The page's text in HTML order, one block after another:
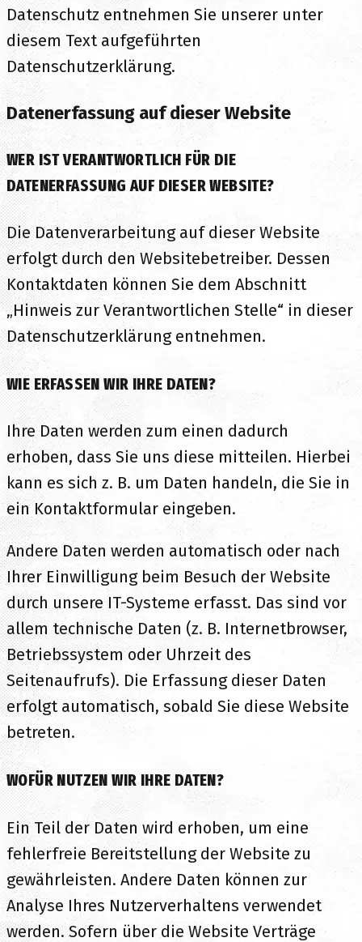
Datenschutz entnehmen Sie unserer unter
diesem Text aufgeführten
Datenschutzerklärung.
Datenerfassung auf dieser Website
WER IST VERANTWORTLICH FÜR DIE
DATENERFASSUNG AUF DIESER WEBSITE?
Die Datenverarbeitung auf dieser Website
erfolgt durch den Websitebetreiber. Dessen
Kontaktdaten können Sie dem Abschnitt
„Hinweis zur Verantwortlichen Stelle“ in dieser
Datenschutzerklärung entnehmen.
WIE ERFASSEN WIR IHRE DATEN?
Ihre Daten werden zum einen dadurch
erhoben, dass Sie uns diese mitteilen. Hierbei
kann es sich z. B. um Daten handeln, die Sie in
ein Kontaktformular eingeben.
Andere Daten werden automatisch oder nach
Ihrer Einwilligung beim Besuch der Website
durch unsere IT-Systeme erfasst. Das sind vor
allem technische Daten (z. B. Internetbrowser,
Betriebssystem oder Uhrzeit des
Seitenaufrufs). Die Erfassung dieser Daten
erfolgt automatisch, sobald Sie diese Website
betreten.
WOFÜR NUTZEN WIR IHRE DATEN?
Ein Teil der Daten wird erhoben, um eine
fehlerfreie Bereitstellung der Website zu
gewährleisten. Andere Daten können zur
Analyse Ihres Nutzerverhaltens verwendet
werden. Sofern über die Website Verträge